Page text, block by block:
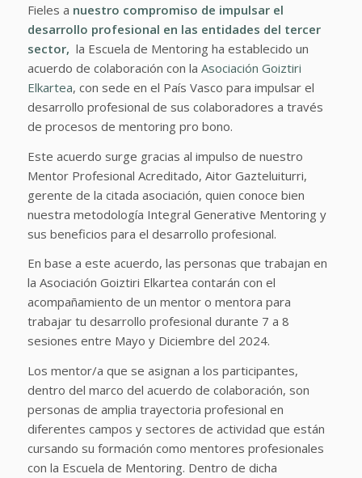
Fieles a nuestro compromiso de impulsar el
desarrollo profesional en las entidades del tercer
sector, la Escuela de Mentoring ha establecido un
acuerdo de colaboración con la Asociación Goiztiri
Elkartea, con sede en el País Vasco para impulsar el
desarrollo profesional de sus colaboradores a través
de procesos de mentoring pro bono.
Este acuerdo surge gracias al impulso de nuestro
Mentor Profesional Acreditado, Aitor Gazteluiturri,
gerente de la citada asociación, quien conoce bien
nuestra metodología Integral Generative Mentoring y
sus beneficios para el desarrollo profesional.
En base a este acuerdo, las personas que trabajan en
la Asociación Goiztiri Elkartea contarán con el
acompañamiento de un mentor o mentora para
trabajar tu desarrollo profesional durante 7 a 8
sesiones entre Mayo y Diciembre del 2024.
Los mentor/a que se asignan a los participantes,
dentro del marco del acuerdo de colaboración, son
personas de amplia trayectoria profesional en
diferentes campos y sectores de actividad que están
cursando su formación como mentores profesionales
con la Escuela de Mentoring. Dentro de dicha